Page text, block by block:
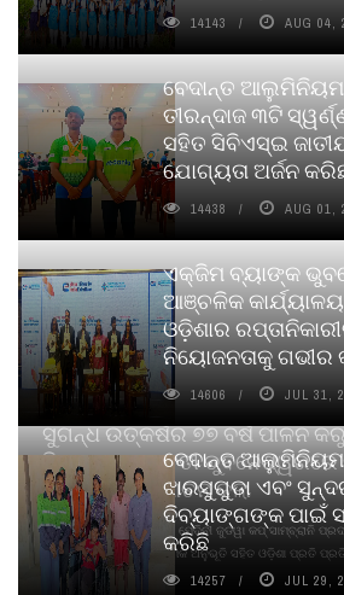
ସୁଗନ୍ଧ ଉତ୍କର୍ଷର ୭୭ ବର୍ଷ ପାଳନ
ପିୟୋର୍‌ ଅଗରବତୀ ଭୁବନେଶ୍ୱରରେ
ନବସୃଜନ ଉନ୍ମୋଚନ କଲା
ବାଉଁଶ ବିହୀନ କଠିନ ଧୂପ ଏବଂ ମେଦିନୀ ଜୁଡୱା କପ୍‌ ସାମ୍ବ୍ରାନି
ଦୀର୍ଘସ୍ଥାୟିତା ଏବଂ ଆଧ୍ୟାତ୍ମିକ ଅନୁଭୂତି ସହିତ ଓଡ଼ିଶା ପ୍ରତି
14143 AUG 04,
ବେଦାନ୍ତ
ତୀରନ୍ଦାଜ ୩ଟି
ସହିତ ସିବିଏସ୍ଇ
ଯୋଗ୍ୟତା ଅର୍ଜନ
14438 AUG 01,
ଏକ୍ଜିମ ବ୍ୟାଙ୍କ
ଆଞ୍ଚଳିକ
ଓଡ଼ିଶାର
ନିୟୋଜନତାକୁ ଗଭୀର
14606 JUL 31,
ବେଦାନ୍ତ
ଝାରସୁଗୁଡା ଏବଂ
ଦିବ୍ୟାଙ୍ଗଙ୍କ ପାଇଁ
କରିଛି
14257 JUL 29,